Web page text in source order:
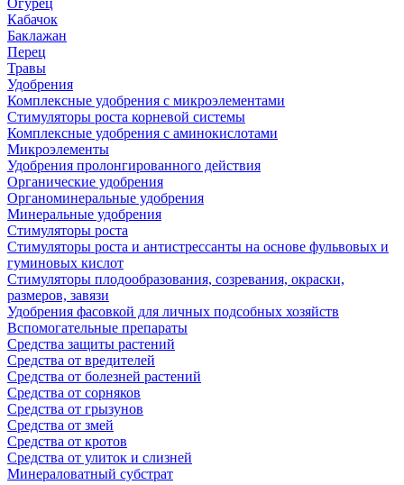
Огурец
Кабачок
Баклажан
Перец
Травы
Удобрения
Комплексные удобрения с микроэлементами
Стимуляторы роста корневой системы
Комплексные удобрения с аминокислотами
Микроэлементы
Удобрения пролонгированного действия
Органические удобрения
Органоминеральные удобрения
Минеральные удобрения
Стимуляторы роста
Стимуляторы роста и антистрессанты на основе фульвовых и
гуминовых кислот
Стимуляторы плодообразования, созревания, окраски,
размеров, завязи
Удобрения фасовкой для личных подсобных хозяйств
Вспомогательные препараты
Средства защиты растений
Средства от вредителей
Средства от болезней растений
Средства от сорняков
Средства от грызунов
Средства от змей
Средства от кротов
Средства от улиток и слизней
Минераловатный субстрат